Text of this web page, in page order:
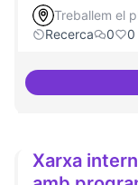
Treballem el
Recerca
0 0
Xarxa